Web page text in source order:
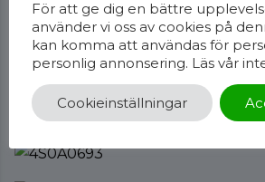
För att ge dig en bättre
använder vi oss av cookies på
kan komma att användas för
personlig annonsering. Läs vår
Cookieinställningar